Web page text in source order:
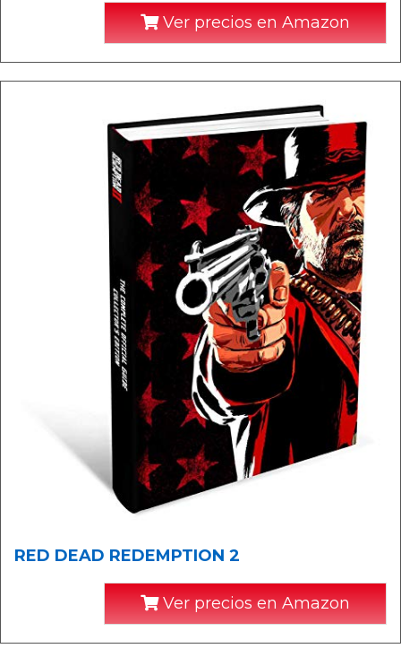
Ver precios en Amazon
RED DEAD REDEMPTION 2
Ver precios en Amazon